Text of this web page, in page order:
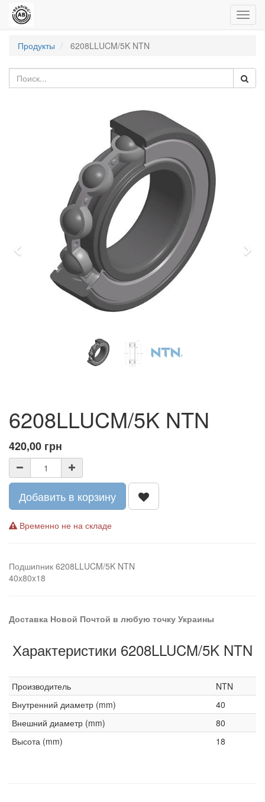
Продукты
6208LLUCM/5K NTN
Previous
6208LLUCM/5K NTN
420,00 грн
Добавить в корзину
Временно не на складе
Подшипник 6208LLUCM/5K NTN
40x80x18
Доставка Новой Почтой в любую точку Украины
Характеристики 6208LLUCM/5K NTN
Производитель
NTN
Внутренний диаметр (mm)
40
Внешний диаметр (mm)
80
Высота (mm)
18